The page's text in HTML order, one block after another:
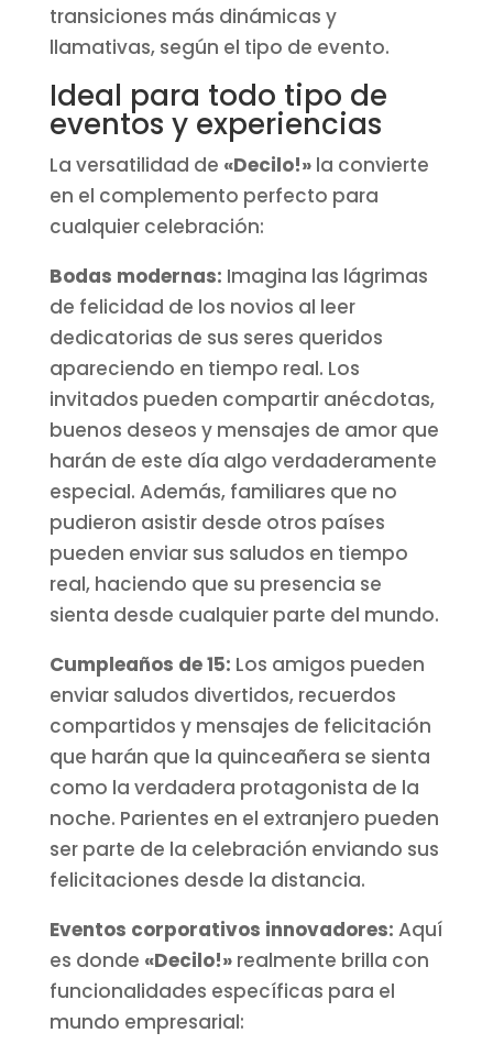
transiciones más dinámicas y
llamativas, según el tipo de evento.
Ideal para todo tipo de
eventos y experiencias
La versatilidad de «Decilo!»la convierte
en el complemento perfecto para
cualquier celebración:
Bodas modernas: Imagina las lágrimas
de felicidad de los novios al leer
dedicatorias de sus seres queridos
apareciendo en tiempo real. Los
invitados pueden compartir anécdotas,
buenos deseos y mensajes de amor que
harán de este día algo verdaderamente
especial. Además, familiares que no
pudieron asistir desde otros países
pueden enviar sus saludos en tiempo
real, haciendo que su presencia se
sienta desde cualquier parte del mundo.
Cumpleaños de 15: Los amigos pueden
enviar saludos divertidos, recuerdos
compartidos y mensajes de felicitación
que harán que la quinceañera se sienta
como la verdadera protagonista de la
noche. Parientes en el extranjero pueden
ser parte de la celebración enviando sus
felicitaciones desde la distancia.
Eventos corporativos innovadores: Aquí
es donde «Decilo!»realmente brilla con
funcionalidades específicas para el
mundo empresarial: